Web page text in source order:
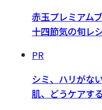
赤玉プレミアム
十四節気の旬レ
PR
シミ、ハリがな
肌、どうケアす